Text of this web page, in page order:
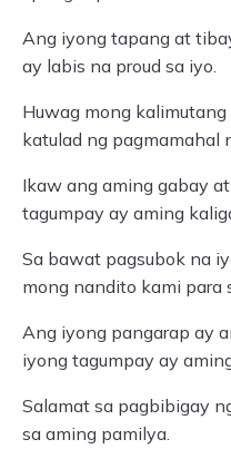
Ang iyong tapang at
ay labis na proud sa iyo.
Huwag mong
katulad ng pagmamahal
Ikaw ang aming gabay
tagumpay ay aming
Sa bawat pagsubok na
mong nandito kami para
Ang iyong pangarap ay
iyong tagumpay ay
Salamat sa pagbibigay
sa aming pamilya.